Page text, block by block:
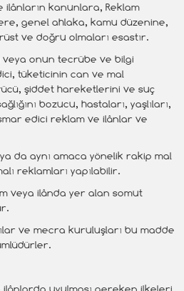
ilânların kanunlara, Reklam
genel ahlaka, kamu düzenine,
ve doğru olmaları esastır.
veya onun tecrübe ve bilgi
tüketicinin can ve mal
şiddet hareketlerini ve suç
bozucu, hastaları, yaşlıları,
edici reklam ve ilânlar ve
da aynı amaca yönelik rakip mal
reklamları yapılabilir.
veya ilânda yer alan somut
ve mecra kuruluşları bu madde
uyulması gereken ilkeleri